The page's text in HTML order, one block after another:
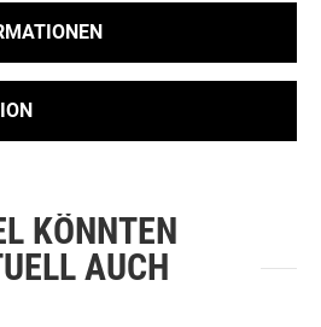
KÖNNTEN
AUCH